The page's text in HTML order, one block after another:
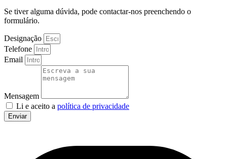
Se tiver alguma dúvida, pode contactar-nos preenchendo o
formulário.
Designação
Telefone
Email
Mensagem
Li e aceito a política de privacidade
Enviar